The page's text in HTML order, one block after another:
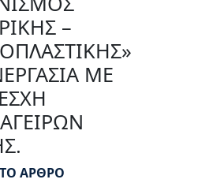
–
ΜΕ
ΑΡΘΡΟ